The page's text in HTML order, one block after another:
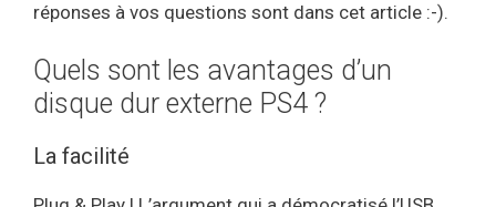
réponses à vos questions sont dans cet article :-).
Quels sont les avantages d’un
disque dur externe PS4 ?
La facilité